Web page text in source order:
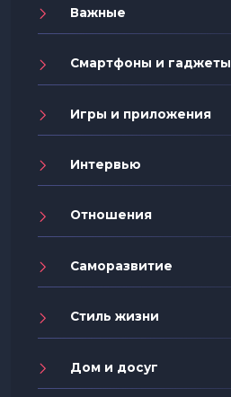
Важные
Смартфоны и гаджеты
Игры и приложения
Интервью
Отношения
Саморазвитие
Стиль жизни
Дом и досуг